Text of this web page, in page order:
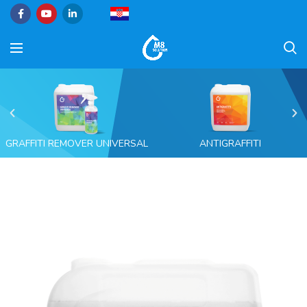
GRAFFITI REMOVER UNIVERSAL ANTIGRAFFITI